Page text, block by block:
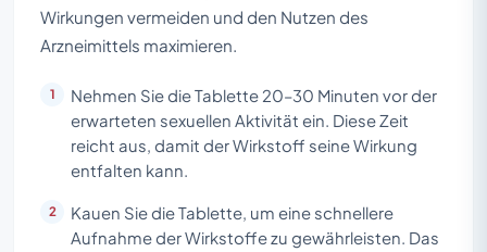
Wirkungen vermeiden und den Nutzen des
Arzneimittels maximieren.
Nehmen Sie die Tablette 20–30 Minuten vor der
erwarteten sexuellen Aktivität ein. Diese Zeit
reicht aus, damit der Wirkstoff seine Wirkung
entfalten kann.
Kauen Sie die Tablette, um eine schnellere
Aufnahme der Wirkstoffe zu gewährleisten. Das